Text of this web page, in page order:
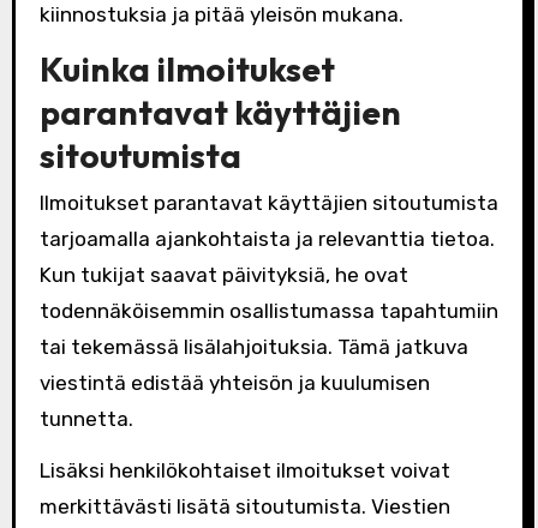
kiinnostuksia ja pitää yleisön mukana.
Kuinka ilmoitukset
parantavat käyttäjien
sitoutumista
Ilmoitukset parantavat käyttäjien sitoutumista
tarjoamalla ajankohtaista ja relevanttia tietoa.
Kun tukijat saavat päivityksiä, he ovat
todennäköisemmin osallistumassa tapahtumiin
tai tekemässä lisälahjoituksia. Tämä jatkuva
viestintä edistää yhteisön ja kuulumisen
tunnetta.
Lisäksi henkilökohtaiset ilmoitukset voivat
merkittävästi lisätä sitoutumista. Viestien